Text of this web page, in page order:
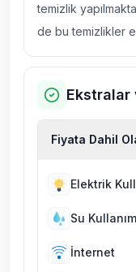
temizlik
de bu temizlikler
Ekstralar
Fiyata Dahil
Elektrik
Su
İnternet